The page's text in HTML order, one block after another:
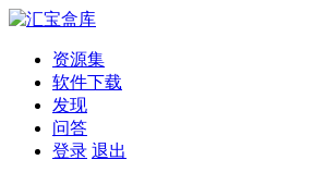
资源集
软件下载
发现
问答
登录 退出